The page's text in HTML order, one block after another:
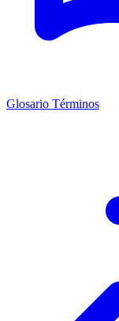
Glosario Términos